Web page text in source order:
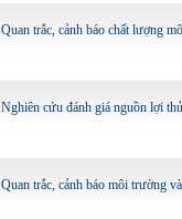
Quan trắc, cảnh báo chất lượng
Nghiên cứu đánh giá nguồn lợi
Quan trắc, cảnh báo môi trường